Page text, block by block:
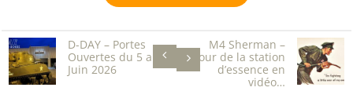
D-DAY – Portes
Ouvertes du 5 au 8
Juin 2026
M4 Sherman –
retour de la station
d’essence en
vidéo…